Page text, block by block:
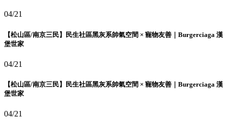
04/21
【松山區/南京三民】民生社區黑灰系帥氣空間 × 寵物友善｜Burgerciaga 漢
堡世家
04/21
【松山區/南京三民】民生社區黑灰系帥氣空間 × 寵物友善｜Burgerciaga 漢
堡世家
04/21